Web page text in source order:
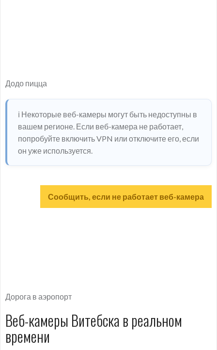
Додо пицца
ℹ️ Некоторые веб-камеры могут быть недоступны в
вашем регионе. Если веб-камера не работает,
попробуйте включить VPN или отключите его, если
он уже используется.
Сообщить, если не работает веб-камера
Дорога в аэропорт
Веб-камеры Витебска в реальном
времени